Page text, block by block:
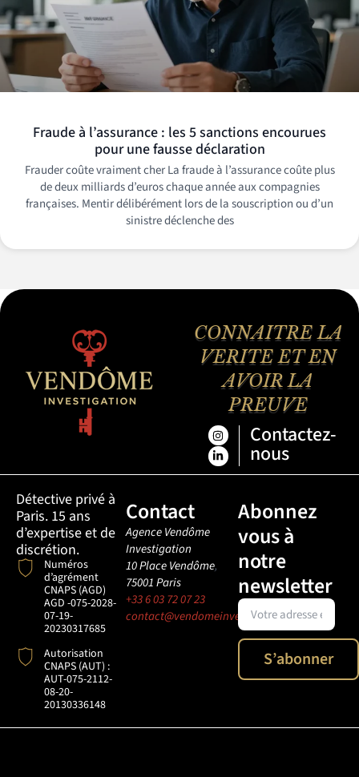
Fraude à l’assurance : les 5 sanctions encourues
pour une fausse déclaration
Frauder coûte vraiment cher La fraude à l’assurance coûte plus
de deux milliards d’euros chaque année aux compagnies
françaises. Mentir délibérément lors de la souscription ou d’un
sinistre déclenche des
CONNAITRE LA
VERITE ET EN
AVOIR LA
PREUVE
Contactez-
nous
Détective privé à
Paris. 15 ans
d’expertise et de
discrétion.
Numéros
d’agrément
CNAPS (AGD)
AGD -075-2028-
07-19-
20230317685
Autorisation
CNAPS (AUT) :
AUT-075-2112-
08-20-
20130336148
Contact
Agence Vendôme
Investigation
10 Place Vendôme,
75001Paris
+33 6 03 72 07 23
contact@vendomeinvestigation.com
Abonnez
vous à
notre
newsletter
S’abonner